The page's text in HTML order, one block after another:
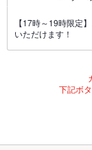
【17時～19時限定
いただけます！
下記ボ